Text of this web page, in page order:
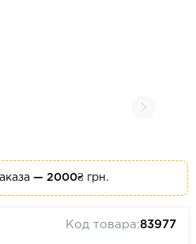
— 2000₴ грн.
Код товара:83977